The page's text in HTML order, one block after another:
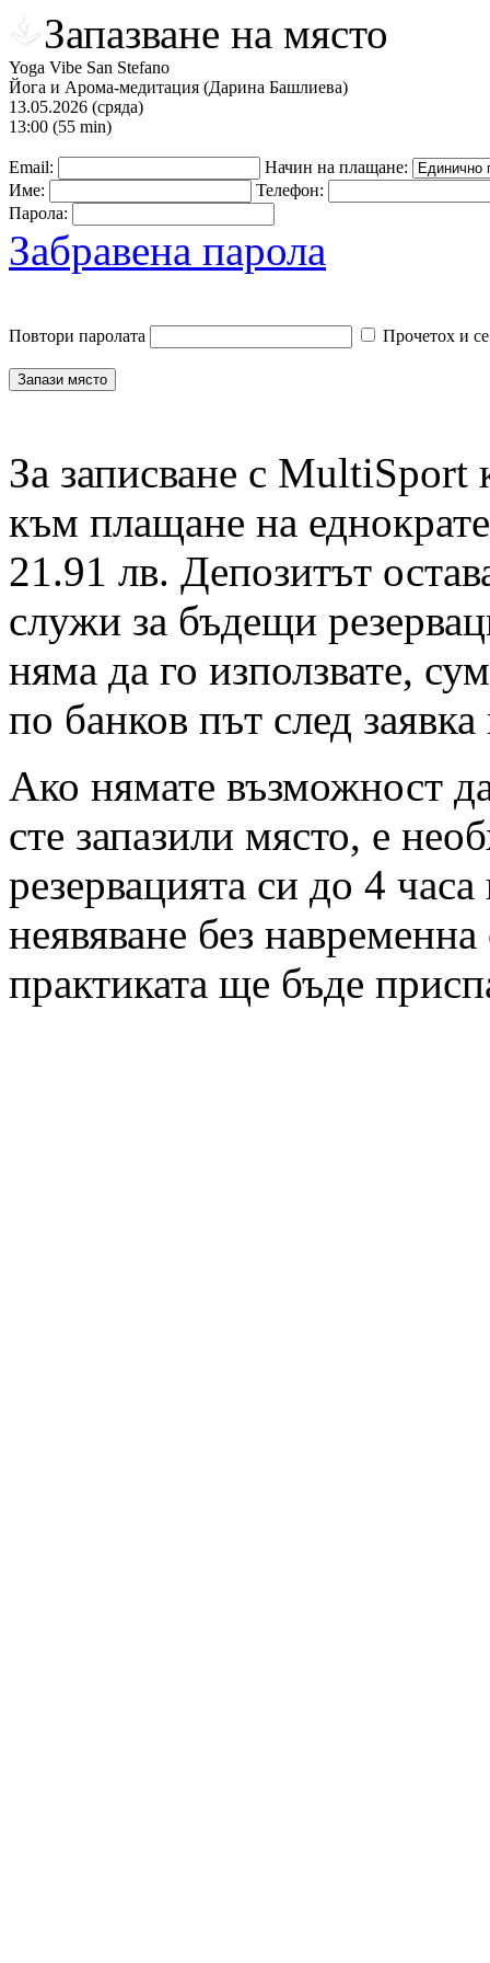
Запазване на място
Yoga Vibe San Stefano
Йога и Арома-медитация (Дарина Башлиева)
13.05.2026 (сряда)
13:00 (55 min)
Email:
Начин на плащане:
Име:
Телефон:
Парола:
Забравена парола
Повтори паролата Прочетох и
За записване с MultiSport
към плащане на
21.91 лв. Депозитът
служи за бъдещи
няма да го използвате,
по банков път след
Ако нямате възможност
сте запазили място, е
резервацията си до 4
неявяване без
практиката ще бъде